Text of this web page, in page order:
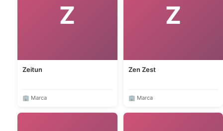
Z
Zeitun
🏢 Marca
Z
Zen Zest
🏢 Marca